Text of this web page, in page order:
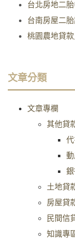
台北房地二
台南房屋二
桃園農地貸
文章分類
文章專欄
其他貸
土地貸
房屋貸
民間信
知識專